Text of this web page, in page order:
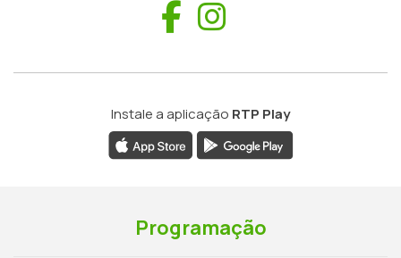
Facebook
Instale a aplicação RTP Play
Programação